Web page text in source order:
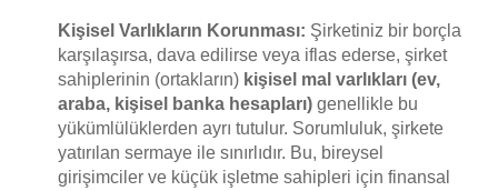
Kişisel Varlıkların Korunması: Şirketiniz bir borçla
karşılaşırsa, dava edilirse veya iflas ederse, şirket
sahiplerinin (ortakların) kişisel mal varlıkları (ev,
araba, kişisel banka hesapları) genellikle bu
yükümlülüklerden ayrı tutulur. Sorumluluk, şirkete
yatırılan sermaye ile sınırlıdır. Bu, bireysel
girişimciler ve küçük işletme sahipleri için finansal